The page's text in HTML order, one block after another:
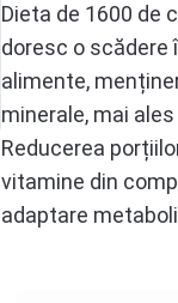
C Vitamina C
Dieta de 1600 de
doresc o scădere
alimente,
minerale, mai
Reducerea
vitamine din
adaptare